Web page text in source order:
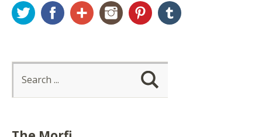
Twitter FacebookGoogle+InstagramPinterest